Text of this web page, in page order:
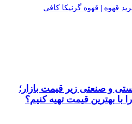
قهوه | قهوه گرنیکا کافی
و صنعتی زیر قیمت بازار؛
با بهترین قیمت تهیه کنیم؟